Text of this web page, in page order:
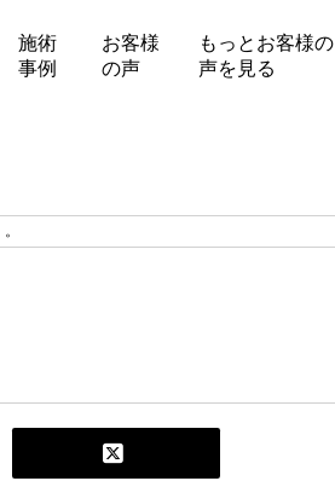
施術
事例
お客様
の声
もっとお客様の
声を見る